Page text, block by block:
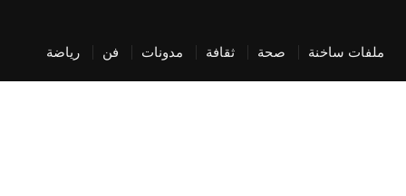
ساخنة صحة ثقافة مدونات فن رياضة